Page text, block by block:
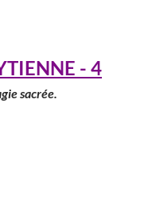
- 4
sacrée.